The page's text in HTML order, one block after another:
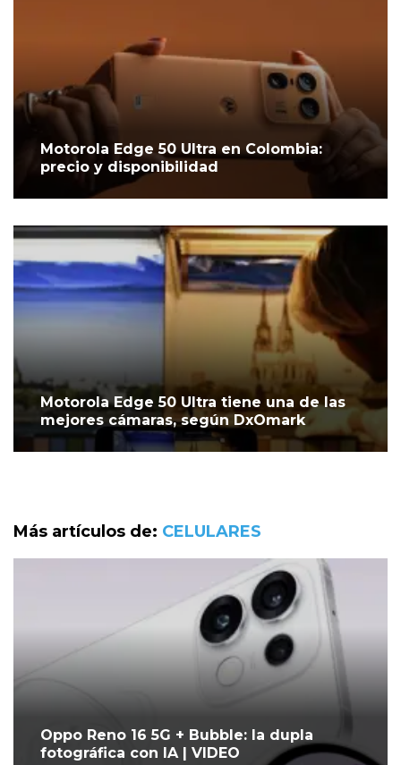
Motorola Edge 50 Ultra en Colombia:
precio y disponibilidad
Motorola Edge 50 Ultra tiene una de las
mejores cámaras, según DxOmark
Más artículos de: CELULARES
Oppo Reno 16 5G + Bubble: la dupla
fotográfica con IA | VIDEO